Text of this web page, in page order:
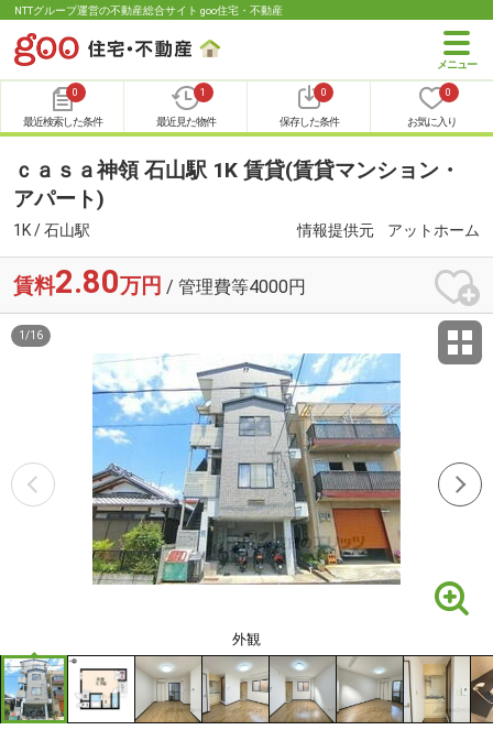
NTTグループ運営の不動産総合サイト goo住宅・不動産
0
最近検索した条件
1
最近見た物件
0
保存した条件
0
お気に入り
ｃａｓａ神領 石山駅 1K 賃貸(賃貸マンション・
アパート)
1K / 石山駅 情報提供元 アットホーム
賃料2.80万円 / 管理費等4000円
外観
1 /16